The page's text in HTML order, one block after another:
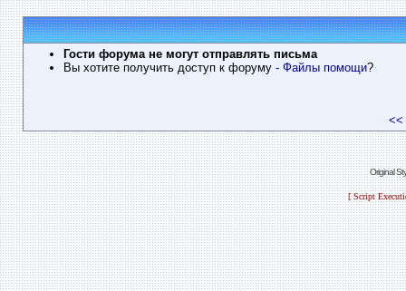
Гости форума не могут отправлять письма
Вы хотите получить доступ к форуму - Файлы помощи?
<<
Original
[ Script